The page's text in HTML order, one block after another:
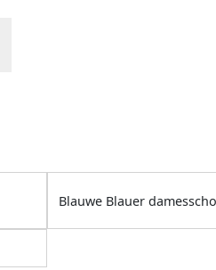
Blauwe Blauer